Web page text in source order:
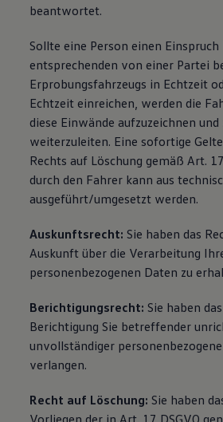
beantwortet.
Sollte eine Person einen
entsprechenden von einer Partei
Erprobungsfahrzeugs in Echtzeit
Echtzeit einreichen, werden die
diese Einwände aufzuzeichnen
weiterzuleiten. Eine sofortige
Rechts auf Löschung gemäß Art.
durch den Fahrer kann aus
ausgeführt/umgesetzt werden.
Auskunftsrecht:Sie haben das
Auskunft über die Verarbeitung
personenbezogenen Daten zu
Berichtigungsrecht:Sie haben
Berichtigung Sie betreffender
unvollständiger
verlangen.
Recht auf Löschung:Sie haben
Vorliegen der in Art. 17 DSGVO